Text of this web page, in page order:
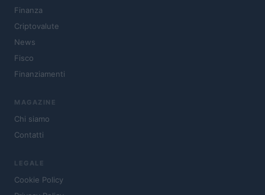
Finanza
Criptovalute
News
Fisco
Finanziamenti
MAGAZINE
Chi siamo
Contatti
LEGALE
Cookie Policy